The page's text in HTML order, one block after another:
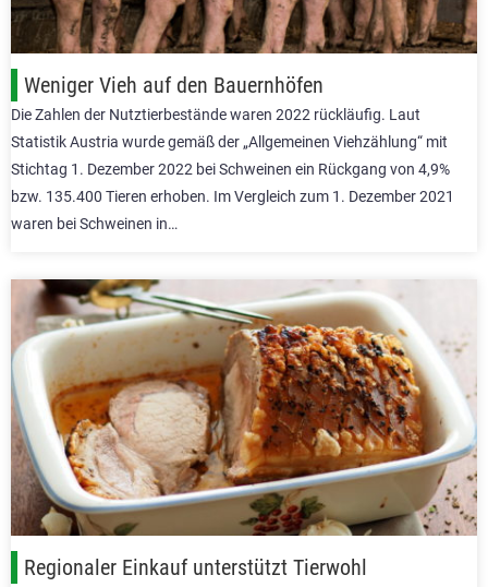
Weniger Vieh auf den Bauernhöfen
Die Zahlen der Nutztierbestände waren 2022 rückläufig. Laut
Statistik Austria wurde gemäß der „Allgemeinen Viehzählung“ mit
Stichtag 1. Dezember 2022 bei Schweinen ein Rückgang von 4,9%
bzw. 135.400 Tieren erhoben. Im Vergleich zum 1. Dezember 2021
waren bei Schweinen in…
Regionaler Einkauf unterstützt Tierwohl